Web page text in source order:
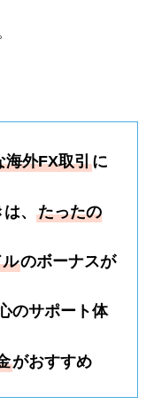
海外FX取引に
は、たったの
のボーナスが
のサポート体
がおすすめ